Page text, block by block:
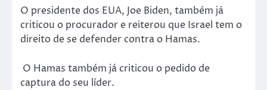
O presidente dos EUA, Joe Biden, também já
criticou o procurador e reiterou que Israel tem o
direito de se defender contra o Hamas.
O Hamas também já criticou o pedido de
captura do seu líder.